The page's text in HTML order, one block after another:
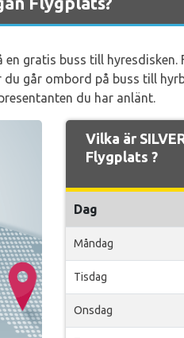
gratis buss till
går ombord på buss till
du har anlänt.
Vilka är
Flygplats ?
Dag
Måndag
Tisdag
Onsdag